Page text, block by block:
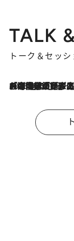
TALK
トーク＆セッシ
2026.8.3
「今後値上げがあるとすれば…」「リスクがあるのは今年の冬」エネルギー専門家が語る、ホルムズ海峡封鎖が家庭にもたらす“ある心配”